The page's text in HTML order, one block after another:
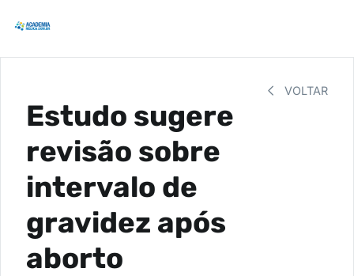
VOLTAR
Estudo sugere
revisão sobre
intervalo de
gravidez após
aborto